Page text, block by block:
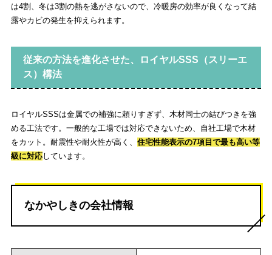
は4割、冬は3割の熱を逃がさないので、冷暖房の効率が良くなって結
露やカビの発生を抑えられます。
従来の方法を進化させた、ロイヤルSSS（スリーエ
ス）構法
ロイヤルSSSは金属での補強に頼りすぎず、木材同士の結びつきを強
める工法です。一般的な工場では対応できないため、自社工場で木材
をカット。耐震性や耐火性が高く、 住宅性能表示の7項目で最も高い等
級に対応しています。
なかやしきの会社情報